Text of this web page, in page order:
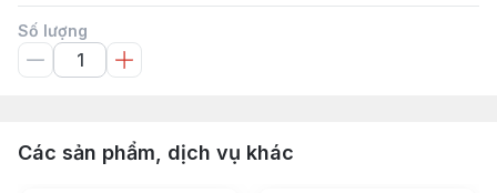
Số lượng
Các sản phẩm, dịch vụ khác